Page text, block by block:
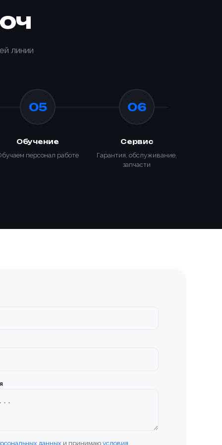
линии
05
Обучение
персонал работе
06
Сервис
Гарантия, обслуживание,
запчасти
данных и принимаю условия
С